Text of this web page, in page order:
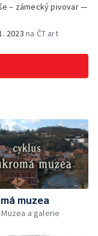
– zámecký pivovar —
2023 na ČT art
muzea
Muzea a galerie